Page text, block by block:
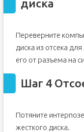
диска
Переверните
диска из отсека
его от разъема на
Шаг 4
Потяните
жесткого диска.